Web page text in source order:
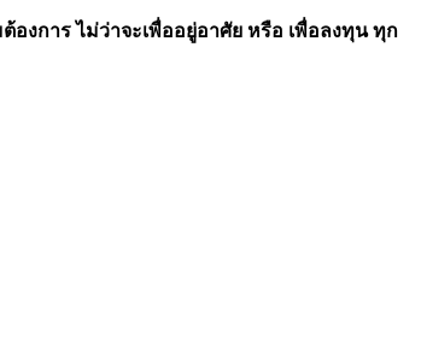
องการ ไม่ว่าจะเพื่ออยู่อาศัย หรือ เพื่อลงทุน ทุก